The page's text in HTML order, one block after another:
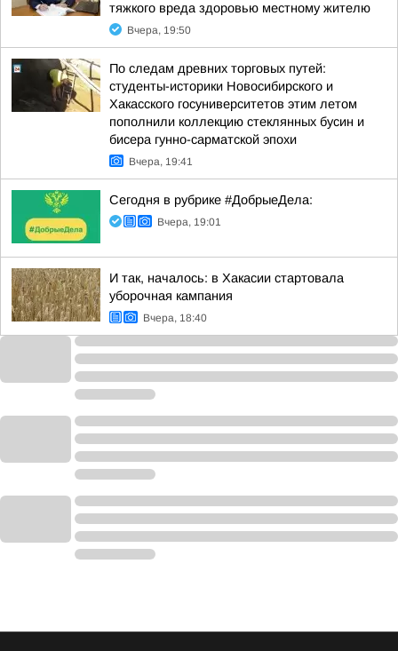
тяжкого вреда здоровью местному жителю
Вчера, 19:50
По следам древних торговых путей:
студенты-историки Новосибирского и
Хакасского госуниверситетов этим летом
пополнили коллекцию стеклянных бусин и
бисера гунно-сарматской эпохи
Вчера, 19:41
Сегодня в рубрике #ДобрыеДела:
Вчера, 19:01
И так, началось: в Хакасии стартовала
уборочная кампания
Вчера, 18:40